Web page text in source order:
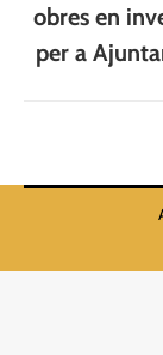
obres en
per a